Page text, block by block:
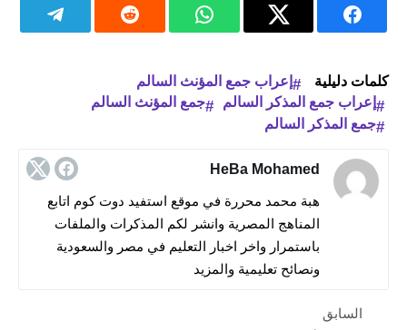
كلمات دليلية
إعراب جمع المؤنث السالم
إعراب جمع المذكر السالم
جمع المؤنث السالم
جمع المذكر السالم
HeBa Mohamed
هبة محمد محررة في موقع استفيد دوت كوم اتابع
المناهج المصرية وانشر لكم المذكرات والملفات
باستمرار واخر اخبار التعليم في مصر والسعودية
ونصائح تعليمية والمزيد
السابق